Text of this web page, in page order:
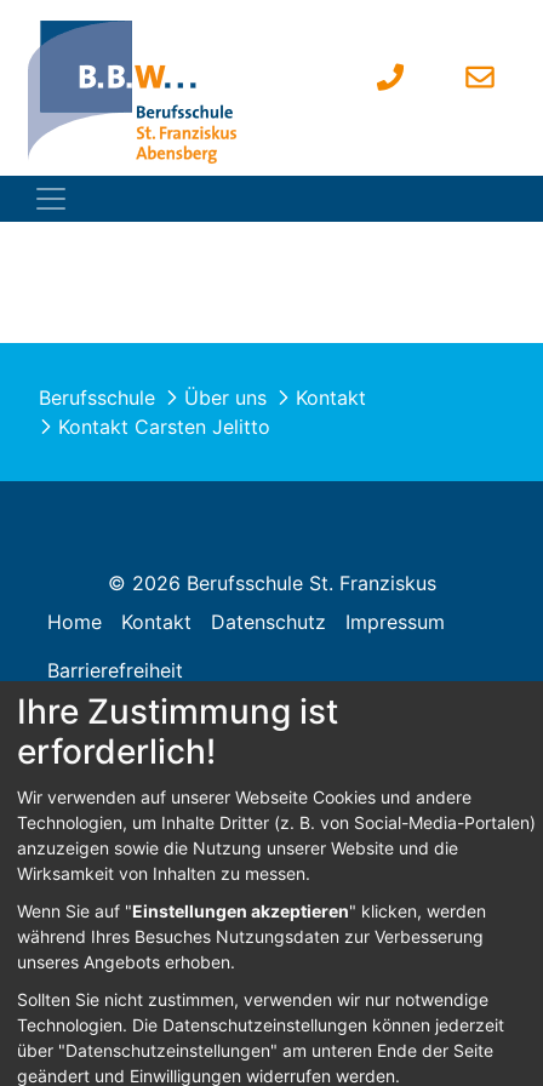
Berufsschule Über uns
Kontakt
Kontakt Carsten Jelitto
© 2026 Berufsschule St. Franziskus
Home
Kontakt Datenschutz
Impressum
Barrierefreiheit
Anmelden
Ihre Zustimmung ist
erforderlich!
Wir verwenden auf unserer Webseite Cookies und andere
Technologien, um Inhalte Dritter (z. B. von Social-Media-Portalen)
anzuzeigen sowie die Nutzung unserer Website und die
Wirksamkeit von Inhalten zu messen.
Wenn Sie auf "Einstellungen akzeptieren" klicken, werden
während Ihres Besuches Nutzungsdaten zur Verbesserung
unseres Angebots erhoben.
Sollten Sie nicht zustimmen, verwenden wir nur notwendige
Technologien. Die Datenschutzeinstellungen können jederzeit
über "Datenschutzeinstellungen" am unteren Ende der Seite
geändert und Einwilligungen widerrufen werden.